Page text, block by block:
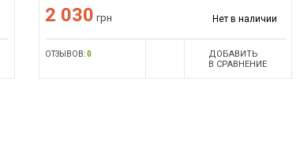
2 030 грн Нет в наличии
ОТЗЫВОВ:0
ДОБАВИТЬ
В СРАВНЕНИЕ